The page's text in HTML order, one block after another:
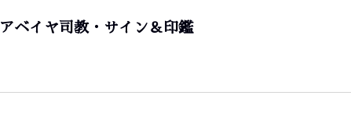
アベイヤ司教・サイン＆印鑑